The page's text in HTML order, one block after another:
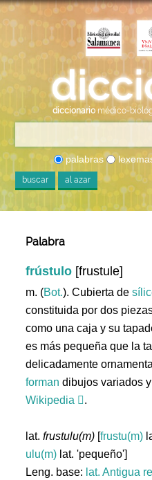
diccionario médico-
palabras
buscar al azar
Palabra
frústulo [frustule]
m. (Bot.). Cubierta de
constituida por dos
como una caja y su
es más pequeña que la
delicadamente
forman dibujos variados
Wikipedia
.
lat.frustulu(m) [frustu(m)
ulu(m) lat. 'pequeño']
Leng. base: lat. Antigua